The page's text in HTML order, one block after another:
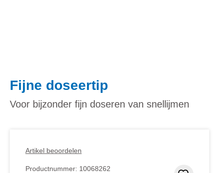
Fijne doseertip
Voor bijzonder fijn doseren van snellijmen
Artikel beoordelen
Productnummer: 10068262